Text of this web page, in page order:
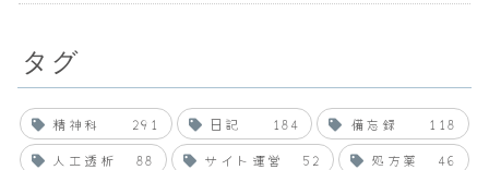
タグ
精神科 291 日記 184 備忘録
118
人工透析
88 サイト運営 52 処方薬
46